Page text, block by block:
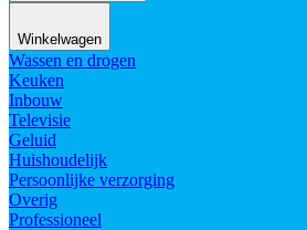
Winkelwagen
Wassen en drogen
Keuken
Inbouw
Televisie
Geluid
Huishoudelijk
Persoonlijke verzorging
Overig
Professioneel